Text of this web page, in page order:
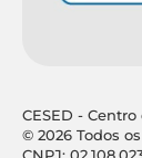
CESED -
© 2026 Todos
CNPJ: